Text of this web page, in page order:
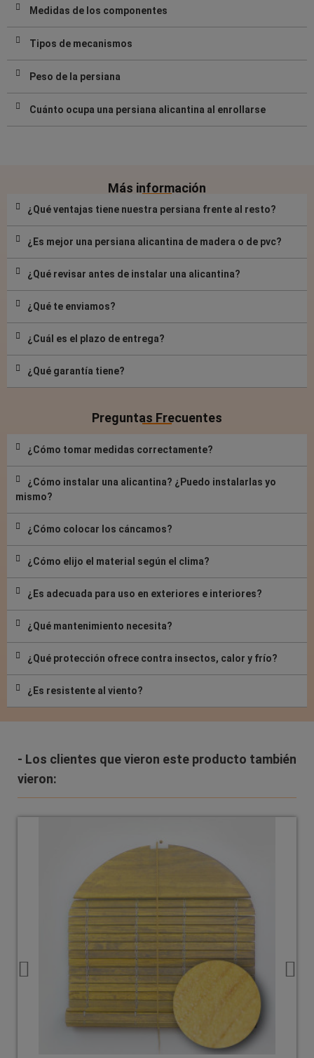
Medidas de los componentes
Tipos de mecanismos
Peso de la persiana
Cuánto ocupa una persiana alicantina al enrollarse
Más información
¿Qué ventajas tiene nuestra persiana frente al resto?
¿Es mejor una persiana alicantina de madera o de pvc?
¿Qué revisar antes de instalar una alicantina?
¿Qué te enviamos?
¿Cuál es el plazo de entrega?
¿Qué garantía tiene?
Preguntas Frecuentes
¿Cómo tomar medidas correctamente?
¿Cómo instalar una alicantina? ¿Puedo instalarlas yo
mismo?
¿Cómo colocar los cáncamos?
¿Cómo elijo el material según el clima?
¿Es adecuada para uso en exteriores e interiores?
¿Qué mantenimiento necesita?
¿Qué protección ofrece contra insectos, calor y frío?
¿Es resistente al viento?
- Los clientes que vieron este producto también
vieron: